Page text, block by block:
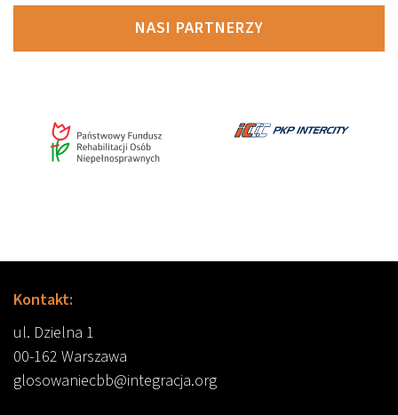
NASI PARTNERZY
Kontakt:
ul. Dzielna 1
00-162 Warszawa
glosowaniecbb@integracja.org